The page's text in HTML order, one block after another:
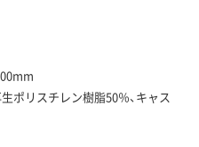
生ポリスチレン樹脂50％、キャス